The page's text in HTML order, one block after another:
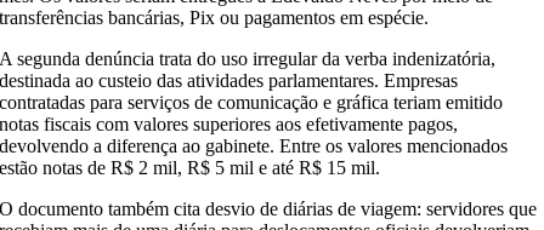
transferências bancárias, Pix ou pagamentos em espécie.
A segunda denúncia trata do uso irregular da verba indenizatória,
destinada ao custeio das atividades parlamentares. Empresas
contratadas para serviços de comunicação e gráfica teriam emitido
notas fiscais com valores superiores aos efetivamente pagos,
devolvendo a diferença ao gabinete. Entre os valores mencionados
estão notas de R$ 2 mil, R$ 5 mil e até R$ 15 mil.
O documento também cita desvio de diárias de viagem: servidores que